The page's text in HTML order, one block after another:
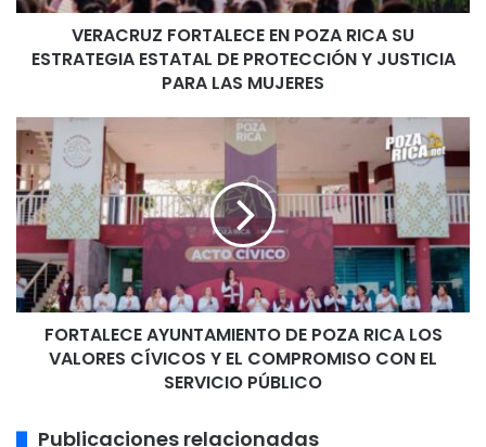
DE
PROTECCIÓN
LAS
MUJERES
VERACRUZ FORTALECE EN POZA RICA SU
ESTRATEGIA ESTATAL DE PROTECCIÓN Y JUSTICIA
PARA LAS MUJERES
FORTALECE
AYUNTAMIENTO
DE
POZA
RICA
VALORES
CÍVICOS
Y
COMPROMISO
FORTALECE AYUNTAMIENTO DE POZA RICA LOS
VALORES CÍVICOS Y EL COMPROMISO CON EL
SERVICIO PÚBLICO
Publicaciones relacionadas